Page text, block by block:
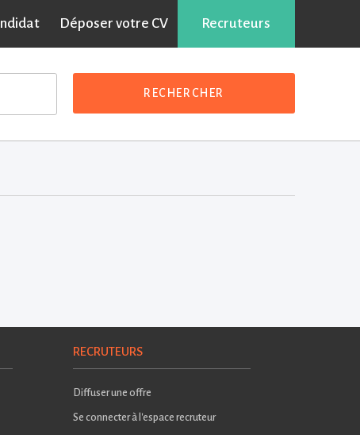
Déposer votre CV Recruteurs
RECHERCHER
RECRUTEURS
Diffuser une offre
Se connecter à l'espace recruteur